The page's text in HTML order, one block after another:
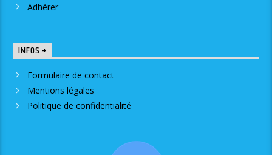
Adhérer
INFOS +
Formulaire de contact
Mentions légales
Politique de confidentialité